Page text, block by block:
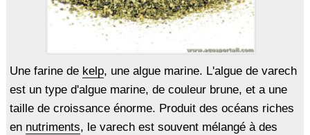
Une farine de kelp, une algue marine. L'algue de varech
est un type d'algue marine, de couleur brune, et a une
taille de croissance énorme. Produit des océans riches
en nutriments, le varech est souvent mélangé à des